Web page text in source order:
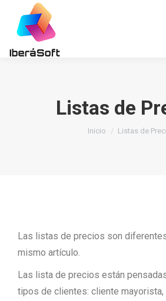
Listas de
Estás aquí:
Inicio Listas de
Las listas de precios son
mismo artículo.
Las lista de precios están
tipos de clientes: cliente